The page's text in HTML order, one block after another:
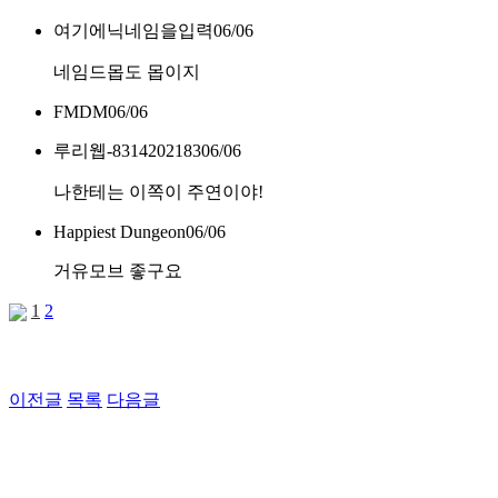
여기에닉네임을입력06/06
네임드몹도 몹이지
FMDM06/06
루리웹-831420218306/06
나한테는 이쪽이 주연이야!
Happiest Dungeon06/06
거유모브 좋구요
1 2
이전글 목록 다음글